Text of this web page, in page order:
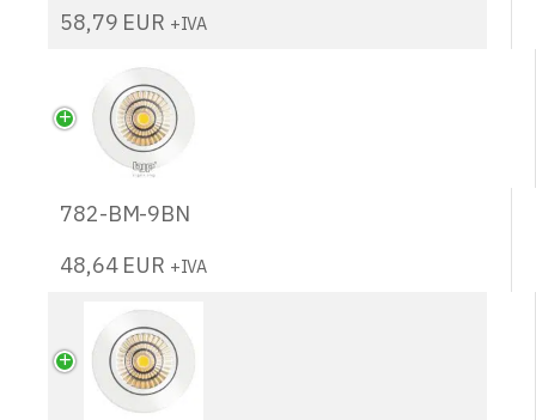
58,79 EUR +IVA
782-BM-9BN
48,64 EUR +IVA